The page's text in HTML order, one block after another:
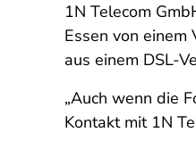
1N Telecom
Essen von einem
aus einem DSL-
„Auch wenn die
Kontakt mit 1N